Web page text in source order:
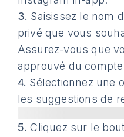
3. Saisissez le nom
privé que vous
Assurez-vous que
approuvé du
4. Sélectionnez une
les suggestions de
5. Cliquez sur le